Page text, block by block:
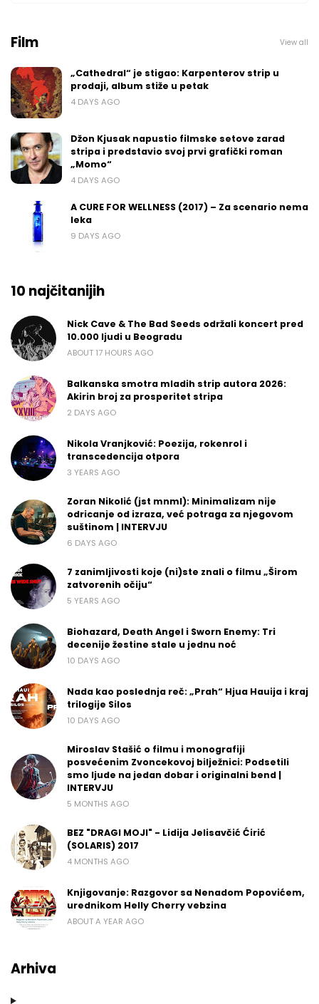
Film View all
„Cathedral“ je stigao: Karpenterov strip u
prodaji, album stiže u petak
4 DAYS AGO
Džon Kjusak napustio filmske setove zarad
stripa i predstavio svoj prvi grafički roman
„Momo“
4 DAYS AGO
A CURE FOR WELLNESS (2017) – Za scenario nema
leka
9 DAYS AGO
10 najčitanijih
Nick Cave & The Bad Seeds održali koncert pred
10.000 ljudi u Beogradu
ABOUT 17 HOURS AGO
Balkanska smotra mladih strip autora 2026:
Akirin broj za prosperitet stripa
2 DAYS AGO
Nikola Vranjković: Poezija, rokenrol i
transcedencija otpora
3 YEARS AGO
Zoran Nikolić (jst mnml): Minimalizam nije
odricanje od izraza, već potraga za njegovom
suštinom | INTERVJU
6 DAYS AGO
7 zanimljivosti koje (ni)ste znali o filmu „Širom
zatvorenih očiju“
5 YEARS AGO
Biohazard, Death Angel i Sworn Enemy: Tri
decenije žestine stale u jednu noć
10 DAYS AGO
Nada kao poslednja reč: „Prah“ Hjua Hauija i kraj
trilogije Silos
10 DAYS AGO
Miroslav Stašić o filmu i monografiji
posvećenim Zvoncekovoj bilježnici: Podsetili
smo ljude na jedan dobar i originalni bend |
INTERVJU
5 MONTHS AGO
BEZ "DRAGI MOJI" - Lidija Jelisavčić Ćirić
(SOLARIS) 2017
4 MONTHS AGO
Knjigovanje: Razgovor sa Nenadom Popovićem,
urednikom Helly Cherry vebzina
ABOUT A YEAR AGO
Arhiva